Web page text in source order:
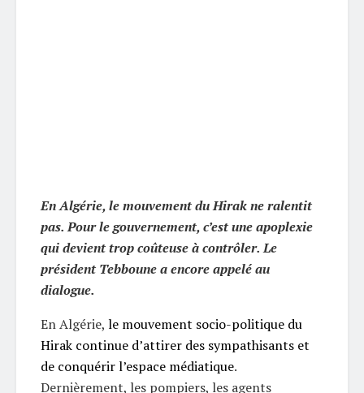
En Algérie, le mouvement du Hirak ne ralentit
pas. Pour le gouvernement, c’est une apoplexie
qui devient trop coûteuse à contrôler. Le
président Tebboune a encore appelé au
dialogue.
En Algérie, le mouvement socio-politique du
Hirak continue d’attirer des sympathisants et
de conquérir l’espace médiatique.
Dernièrement, les pompiers, les agents